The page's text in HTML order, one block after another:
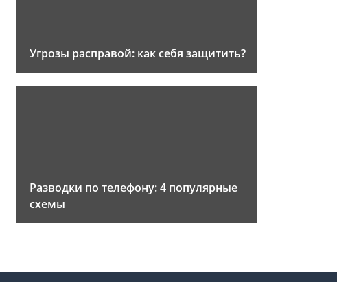
Угрозы расправой: как себя защитить?
Разводки по телефону: 4 популярные
схемы